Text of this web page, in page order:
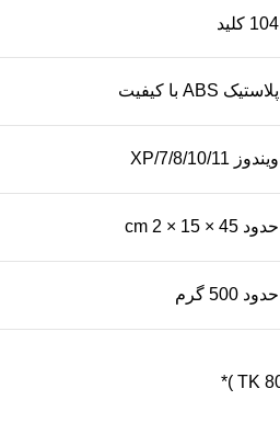
104 کلید
پلاستیک ABS با کیفیت
ویندوز XP/7/8/10/11
حدود 45 × 15 × 2 cm
حدود 500 گرم